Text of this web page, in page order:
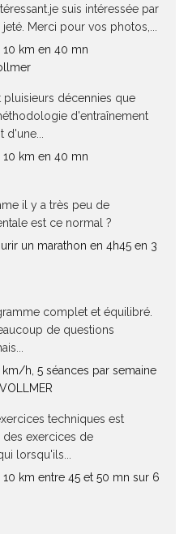
suis intéressée par
Merci pour vos photos,...
10 km en 40 mn
pluisieurs décennies que
d'entraînement
10 km en 40 mn
il y a très peu de
est ce normal ?
un marathon en 4h45 en 3
complet et équilibré.
de questions
km/h, 5 séances par semaine
techniques est
exercices de
lorsqu'ils...
10 km entre 45 et 50 mn sur 6